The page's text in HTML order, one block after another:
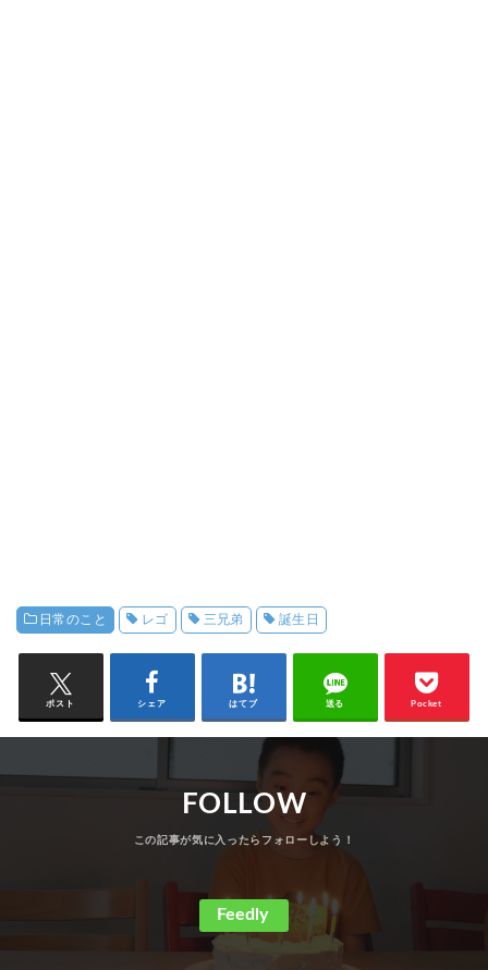
日常のこと レゴ 三兄弟 誕生日
ポスト シェア はてブ 送る Pocket
FOLLOW
Feedly